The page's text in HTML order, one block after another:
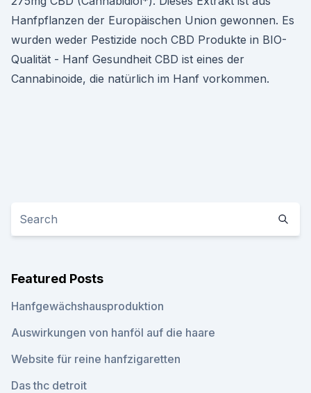
Hanfpflanzen der Europäischen Union gewonnen. Es
wurden weder Pestizide noch CBD Produkte in BIO-
Qualität - Hanf Gesundheit CBD ist eines der
Cannabinoide, die natürlich im Hanf vorkommen.
Featured Posts
Hanfgewächshausproduktion
Auswirkungen von hanföl auf die haare
Website für reine hanfzigaretten
Das thc detroit